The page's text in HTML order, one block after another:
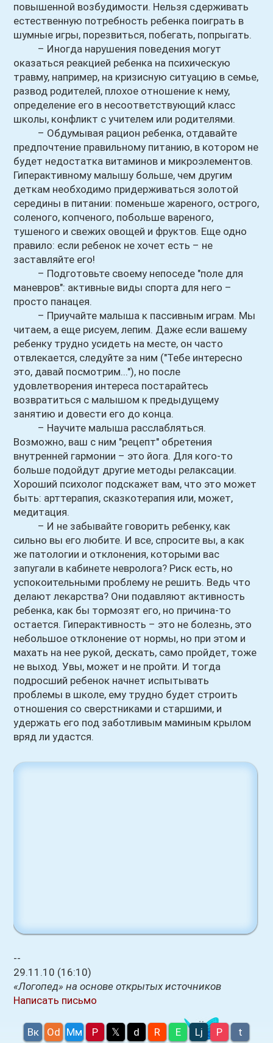
повышенной возбудимости. Нельзя сдерживать
естественную потребность ребенка поиграть в
шумные игры, порезвиться, побегать, попрыгать.
– Иногда нарушения поведения могут
оказаться реакцией ребенка на психическую
травму, например, на кризисную ситуацию в семье,
развод родителей, плохое отношение к нему,
определение его в несоответствующий класс
школы, конфликт с учителем или родителями.
– Обдумывая рацион ребенка, отдавайте
предпочтение правильному питанию, в котором не
будет недостатка витаминов и микроэлементов.
Гиперактивному малышу больше, чем другим
деткам необходимо придерживаться золотой
середины в питании: поменьше жареного, острого,
соленого, копченого, побольше вареного,
тушеного и свежих овощей и фруктов. Еще одно
правило: если ребенок не хочет есть – не
заставляйте его!
– Подготовьте своему непоседе "поле для
маневров": активные виды спорта для него –
просто панацея.
– Приучайте малыша к пассивным играм. Мы
читаем, а еще рисуем, лепим. Даже если вашему
ребенку трудно усидеть на месте, он часто
отвлекается, следуйте за ним ("Тебе интересно
это, давай посмотрим..."), но после
удовлетворения интереса постарайтесь
возвратиться с малышом к предыдущему
занятию и довести его до конца.
– Научите малыша расслабляться.
Возможно, ваш с ним "рецепт" обретения
внутренней гармонии – это йога. Для кого-то
больше подойдут другие методы релаксации.
Хороший психолог подскажет вам, что это может
быть: арттерапия, сказкотерапия или, может,
медитация.
– И не забывайте говорить ребенку, как
сильно вы его любите. И все, спросите вы, а как
же патологии и отклонения, которыми вас
запугали в кабинете невролога? Риск есть, но
успокоительными проблему не решить. Ведь что
делают лекарства? Они подавляют активность
ребенка, как бы тормозят его, но причина-то
остается. Гиперактивность – это не болезнь, это
небольшое отклонение от нормы, но при этом и
махать на нее рукой, дескать, само пройдет, тоже
не выход. Увы, может и не пройти. И тогда
подросший ребенок начнет испытывать
проблемы в школе, ему трудно будет строить
отношения со сверстниками и старшими, и
удержать его под заботливым маминым крылом
вряд ли удастся.
--
29.11.10 (16:10)
«Логопед» на основе открытых источников
Написать письмо
Вк Оd Мм P 𝕏 d R E Lj P t